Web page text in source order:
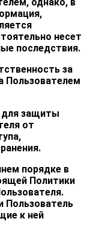
несет
последствия.
за
Пользователем
для защиты
от
порядке в
Политики
Пользователь
к ней